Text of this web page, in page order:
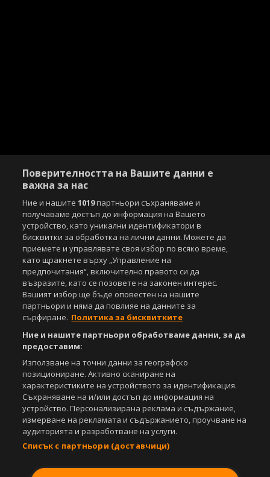
Copyright © 2007-2026 Агенция Спортал. Всички права запазени.
Този уебсайт е собственост на Sportal Media Group
За нас Екип За рекламa
Общи условия
Етични правила на НСС
Управление на предпочитания
Съдържанието на този уеб сайт и технологиите, използвани в него, са
Всички статии, репортажи, интервюта и други текстови, графични и
видео материали, публикувани в сайта, са собственост на Агенция
Спортал, освен ако изрично е посочено друго. Допуска се
публикуване на текстови материали само след писмено съгласие на
Агенция Спортал, посочване на източника и добавяне на линк към
www.sportal.bg. Използването на графични и видео материали,
публикувани в сайта, е строго забранено. Нарушителите ще бъдат
санкционирани с цялата строгост на закона.
СвалиБЕЗПЛАТНОТОприложение за:
Поверителността на Вашите данни е
важна за нас
Ние и нашите1019партньори съхраняваме и
получаваме достъп до информация на Вашето
устройство, като уникални идентификатори в
бисквитки за обработка на лични данни. Можете да
приемете и управлявате своя избор по всяко време,
като щракнете върху „Управление на
предпочитания“, включително правото си да
възразите, като се позовете на законен интерес.
Вашият избор ще бъде оповестен на нашите
партньори и няма да повлияе на данните за
сърфиране. Политика за бисквитките
Ние и нашите партньори обработваме данни, за да
предоставим:
Използване на точни данни за географско
позициониране. Активно сканиране на
характеристиките на устройството за идентификация.
Съхраняване на и/или достъп до информация на
устройство. Персонализирана реклама и съдържание,
измерване на рекламата и съдържанието, проучване на
аудиторията и разработване на услуги.
Списък с партньори (доставчици)